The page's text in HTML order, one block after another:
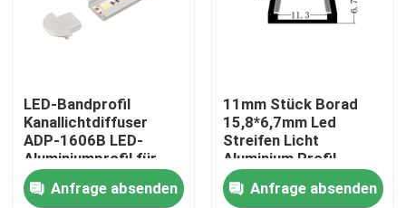
LED-Bandprofil
Kanallichtdiffuser
ADP-1606B LED-
Aluminiumprofil für
LED-Band
Anfrage absenden
11mm Stück Borad
15,8*6,7mm Led
Streifen Licht
Aluminium Profil
Einfache Installation
Led Aluminium
Anfrage absenden